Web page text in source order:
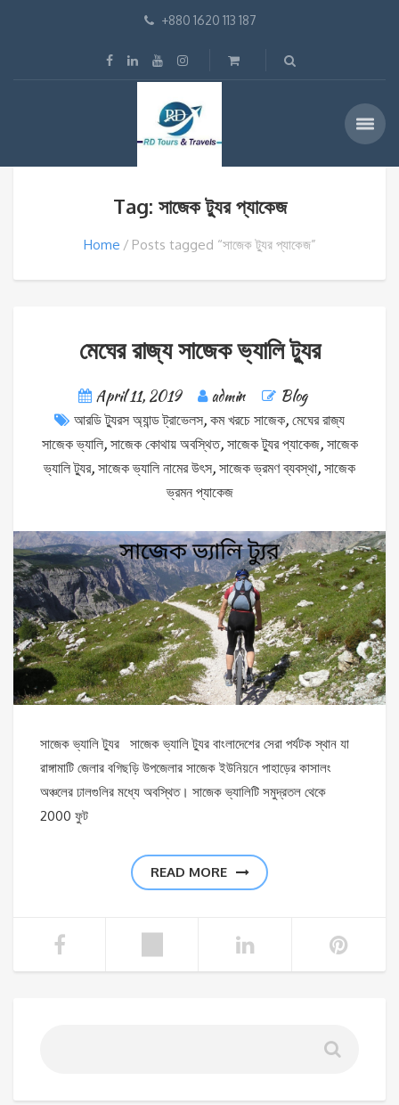
+880 1620 113 187
Tag: সাজেক ট্যুর প্যাকেজ
Home Posts tagged “সাজেক ট্যুর প্যাকেজ”
মেঘের রাজ্য সাজেক ভ্যালি ট্যুর
April 11, 2019 admin
Blog
আরডি ট্যুরস অ্যান্ড ট্রাভেলস,কম খরচে সাজেক,মেঘের রাজ্য
সাজেক ভ্যালি,সাজেক কোথায় অবস্থিত,সাজেক ট্যুর প্যাকেজ,সাজেক
ভ্যালি ট্যুর,সাজেক ভ্যালি নামের উৎস,সাজেক ভ্রমণ ব্যবস্থা,সাজেক
ভ্রমন প্যাকেজ
সাজেক ভ্যালি ট্যুর সাজেক ভ্যালি ট্যুর বাংলাদেশের সেরা পর্যটক স্থান যা
রাঙ্গামাটি জেলার বগিছড়ি উপজেলার সাজেক ইউনিয়নে পাহাড়ের কাসালং
অঞ্চলের ঢালগুলির মধ্যে অবস্থিত। সাজেক ভ্যালিটি সমুদ্রতল থেকে
2000 ফুট
READ MORE